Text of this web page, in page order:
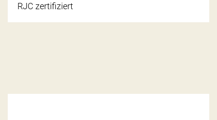
RJC zertifiziert